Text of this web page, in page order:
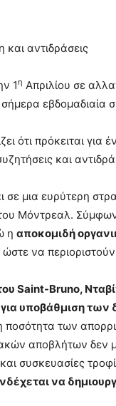
αντιδράσεις
1η Απριλίου σε
εβδομαδιαία
ότι πρόκειται
και
μια ευρύτερη
Μόντρεαλ.
η αποκομιδή
να
Saint-Bruno,
για υποβάθμιση
ποσότητα των
αποβλήτων δεν
συσκευασίες
να